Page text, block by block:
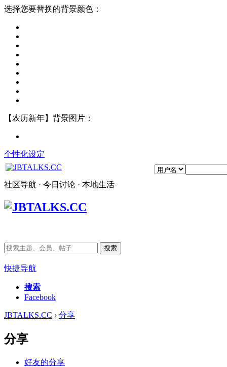
选择您要替换的背景颜色：
【农历新年】背景图片：
个性化设定
社区导航 · 今日讨论 · 本地生活
搜索
快捷导航
搜索
Facebook
JBTALKS.CC › 分享
分享
好友的分享